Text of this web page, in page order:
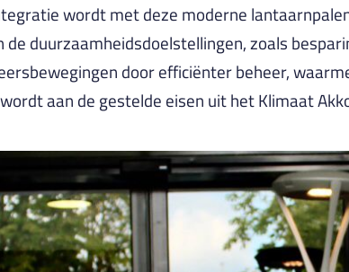
wordt met deze moderne
de duurzaamheidsdoelstellingen, zoals
door efficiënter beheer,
aan de gestelde eisen uit het Klimaat